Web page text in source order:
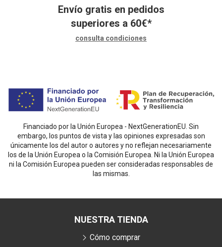
Envío gratis en pedidos
superiores a 60€*
consulta condiciones
Financiado por la Unión Europea - NextGenerationEU. Sin
embargo, los puntos de vista y las opiniones expresadas son
únicamente los del autor o autores y no reflejan necesariamente
los de la Unión Europea o la Comisión Europea. Ni la Unión Europea
ni la Comisión Europea pueden ser consideradas responsables de
las mismas.
NUESTRA TIENDA
Cómo comprar